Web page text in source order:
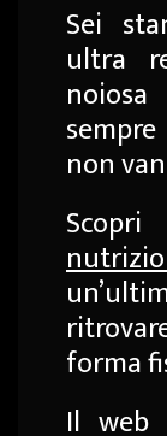
Sei
ultra
non
forma
Il web